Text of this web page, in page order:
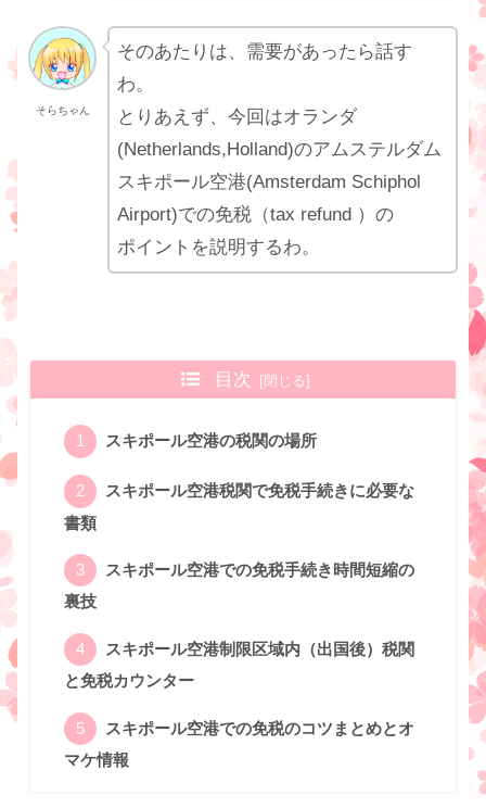
そらちゃん
そのあたりは、需要があったら話す
わ。
とりあえず、今回はオランダ
(Netherlands,Holland)のアムステルダム
スキポール空港(Amsterdam Schiphol
Airport)での免税（tax refund ）の
ポイントを説明するわ。
目次
スキポール空港の税関の場所
スキポール空港税関で免税手続きに必要な
書類
スキポール空港での免税手続き時間短縮の
裏技
スキポール空港制限区域内（出国後）税関
と免税カウンター
スキポール空港での免税のコツまとめとオ
マケ情報